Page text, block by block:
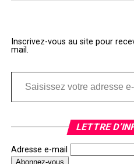
Inscrivez-vous au site pour
mail.
Saisissez votre adresse e-mail…
LETTRE
Adresse e-mail